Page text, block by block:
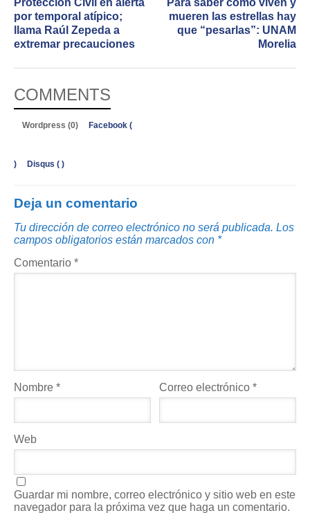
Protección Civil en alerta
por temporal atípico;
llama Raúl Zepeda a
extremar precauciones
Para saber cómo viven y
mueren las estrellas hay
que “pesarlas”: UNAM
Morelia
COMMENTS
Wordpress (0) Facebook (
) Disqus ( )
Deja un comentario
Tu dirección de correo electrónico no será publicada. Los
campos obligatorios están marcados con *
Comentario *
Nombre * Correo electrónico*
Web
Guardar mi nombre, correo electrónico y sitio web en este
navegador para la próxima vez que haga un comentario.